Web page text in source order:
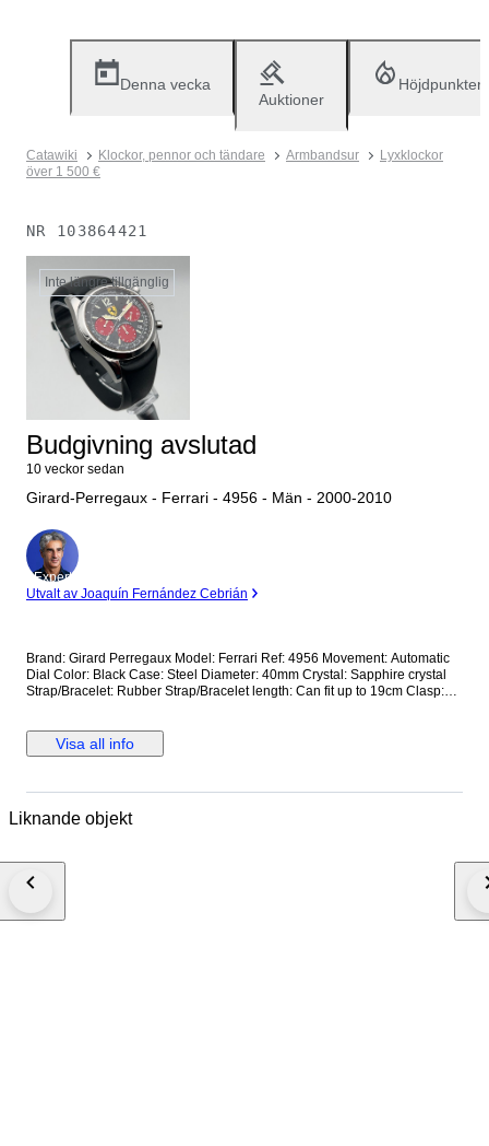
Denna vecka
Auktioner
Höjdpunkter
Catawiki Klockor, pennor och tändare Armbandsur
Lyxklockor
över 1 500 €
NR 103864421
Inte längre tillgänglig
Budgivning avslutad
10 veckor sedan
Girard-Perregaux - Ferrari - 4956 - Män - 2000-2010
Expert
Utvalt av Joaquín Fernández Cebrián
Brand: Girard Perregaux Model: Ferrari Ref: 4956 Movement: Automatic
Dial Color: Black Case: Steel Diameter: 40mm Crystal: Sapphire crystal
Strap/Bracelet: Rubber Strap/Bracelet length: Can fit up to 19cm Clasp:
**Optional shipping from Europe(EU) is available. Please contact seller
for details.
Visa all info
Liknande objekt